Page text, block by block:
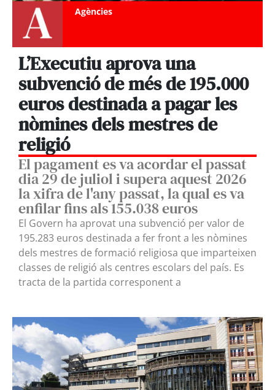
Agències
L’Executiu aprova una
subvenció de més de 195.000
euros destinada a pagar les
nòmines dels mestres de
religió
El pagament es va acordar el passat
dia 29 de juliol i supera aquest 2026
la xifra de l'any passat, la qual es va
enfilar fins als 155.038 euros
El Govern ha aprovat una subvenció per valor de
195.283 euros destinada a fer front a les nòmines
dels mestres de formació religiosa que imparteixen
classes de religió als centres escolars del país. Es
tracta de la partida corresponent a